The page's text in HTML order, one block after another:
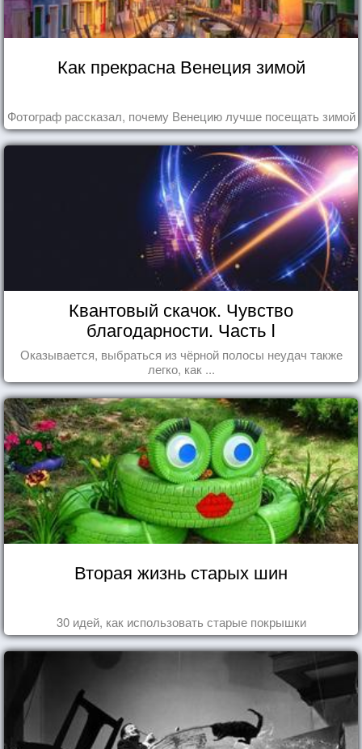
Как прекрасна Венеция зимой
Фотограф рассказал, почему Венецию лучше посещать зимой
Квантовый скачок. Чувство
благодарности. Часть I
Оказывается, выбраться из чёрной полосы неудач также
легко, как ...
Вторая жизнь старых шин
30 идей, как использовать старые покрышки